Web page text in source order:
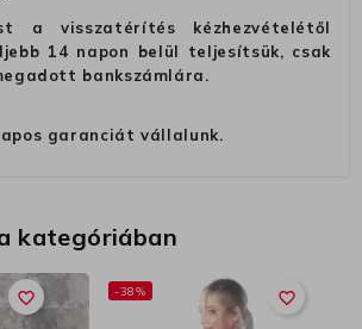
a visszatérítés kézhezvételétől
14 napon belül teljesítsük, csak
bankszámlára.
garanciát vállalunk.
kategóriában
favorite_border favorite_border
-38%